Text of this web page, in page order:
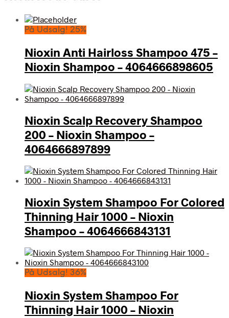
På Udsalg! 25%
Nioxin Anti Hairloss Shampoo 475 –
Nioxin Shampoo – 4064666898605
Nioxin Scalp Recovery Shampoo
200 – Nioxin Shampoo –
4064666897899
Nioxin System Shampoo For Colored
Thinning Hair 1000 – Nioxin
Shampoo – 4064666843131
På Udsalg! 36%
Nioxin System Shampoo For
Thinning Hair 1000 – Nioxin